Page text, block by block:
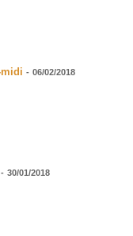
- 06/02/2018
- 30/01/2018